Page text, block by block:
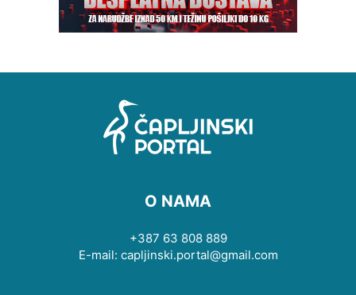
O NAMA
+387 63 808 889
E-mail: capljinski.portal@gmail.com